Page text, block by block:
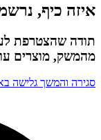
איזה כיף,
תודה שהצטרפת
מהמשק, מוצרים
סגירה והמשך גלישה